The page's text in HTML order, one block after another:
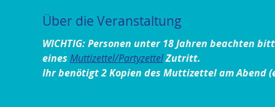
Über die Veranstaltung
WICHTIG:​ Personen unter 18 Jahren beachten
eines Muttizettel/PartyzettelZutritt.
Ihr benötigt 2 Kopien des Muttizettel am Abend